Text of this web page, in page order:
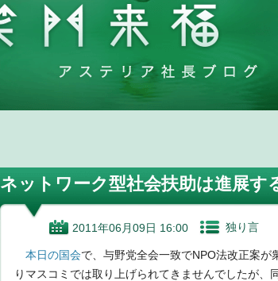
ネットワーク型社会扶助は進展す
2011年06月09日 16:00 独り言
本日の国会で、与野党全会一致でNPO法改正案が
りマスコミでは取り上げられてきませんでしたが